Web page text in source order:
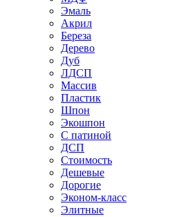
Эмаль
Акрил
Береза
Дерево
Дуб
ЛДСП
Массив
Пластик
Шпон
Экошпон
С патиной
ДСП
Стоимость
Дешевые
Дорогие
Эконом-класс
Элитные